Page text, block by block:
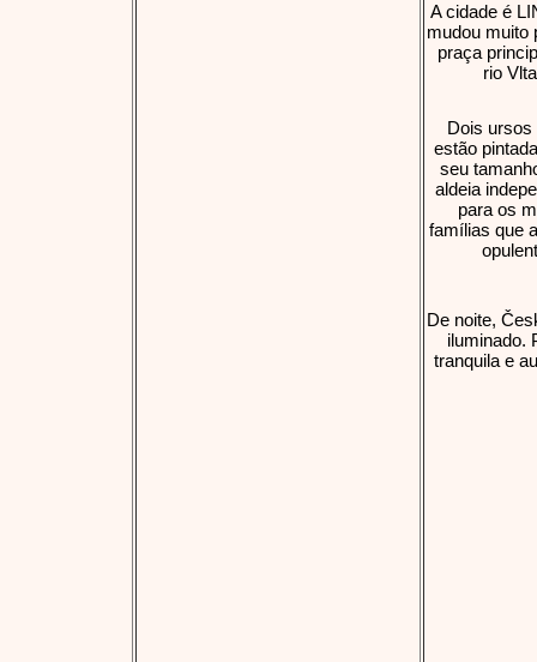
A cidade é
mudou muito
praça
rio
Dois ursos
estão
seu
aldeia
para os
famílias que
De noite,
iluminado.
tranquila e